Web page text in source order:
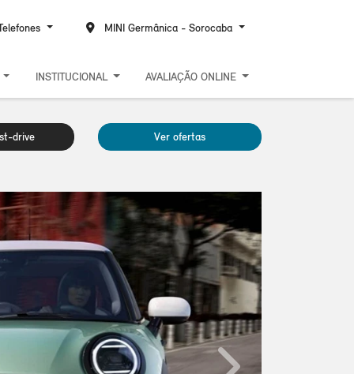
MINI Germânica - Sorocaba
INSTITUCIONAL AVALIAÇÃO ONLINE
drive Ver ofertas